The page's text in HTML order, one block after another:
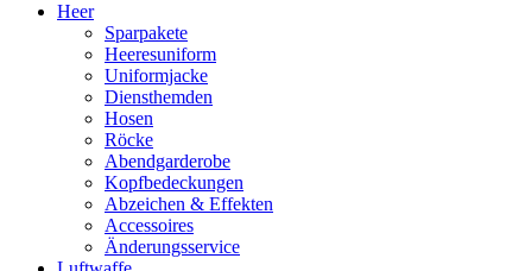
Heer
Sparpakete
Heeresuniform
Uniformjacke
Diensthemden
Hosen
Röcke
Abendgarderobe
Kopfbedeckungen
Abzeichen & Effekten
Accessoires
Änderungsservice